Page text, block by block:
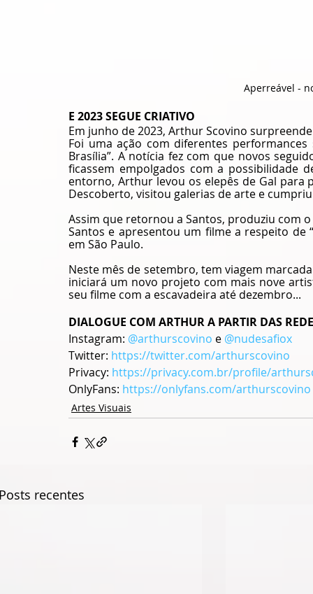
Aperreável -
E 2023 SEGUE CRIATIVO
Em junho de 2023, Arthur Scovino
Foi uma ação com diferentes
Brasília”. A notícia fez com que novos
ficassem empolgados com a possibilidade
entorno, Arthur levou os elepês de Gal para
Descoberto, visitou galerias de arte e
Assim que retornou a Santos, produziu com
Santos e apresentou um filme a respeito de
em São Paulo.
Neste mês de setembro, tem viagem
iniciará um novo projeto com mais nove
seu filme com a escavadeira até dezembro...
DIALOGUE COM ARTHUR A PARTIR DAS
Instagram: @arthurscovino e @nudesafiox
Twitter: https://twitter.com/arthurscovino
Privacy: https://privacy.com.br/profile/
OnlyFans: https://onlyfans.com/arthurscovino
Artes Visuais
recentes